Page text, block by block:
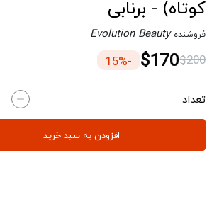
کوتاه) - برنابی
فروشنده Evolution Beauty
$200
$170
-15%
تعداد
افزودن به سبد خرید